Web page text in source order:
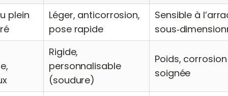
plein
Léger, anticorrosion,
pose rapide
Sensible à
Rigide,
personnalisable
(soudure)
Poids,
soignée